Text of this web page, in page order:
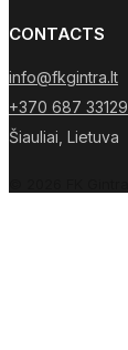
CONTACTS
info@fkgintra.lt
+370 687 33129
Šiauliai, Lietuva